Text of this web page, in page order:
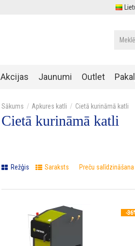
Akcijas Jaunumi Outlet
Apkures katli Cietā kurināmā katli
Cietā kurināmā katli
Režģis Saraksts Preču salīdzināšana
-